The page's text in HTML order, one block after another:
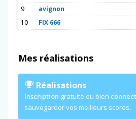
9
avignon
10
FIX 666
Mes réalisations
Réalisations
Inscription gratuite ou bien
sauvegarder vos meilleurs scores.